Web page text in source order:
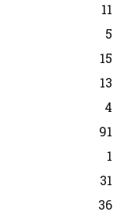
11
5
15
13
4
91
1
31
36